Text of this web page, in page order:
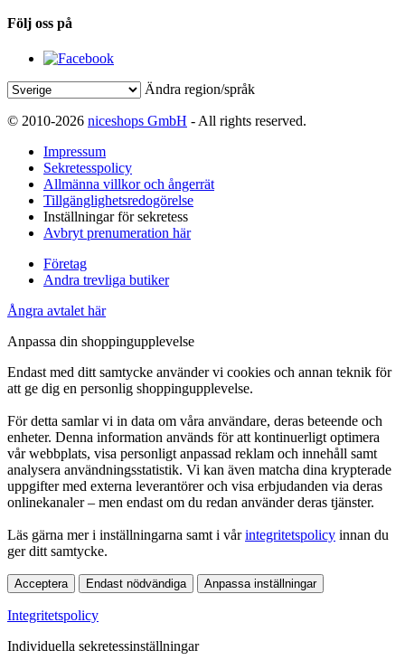
Följ oss på
Ändra region/språk
© 2010-2026 niceshops GmbH - All rights reserved.
Impressum
Sekretesspolicy
Allmänna villkor och ångerrät
Tillgänglighetsredogörelse
Inställningar för sekretess
Avbryt prenumeration här
Företag
Andra trevliga butiker
Ångra avtalet här
Anpassa din shoppingupplevelse
Endast med ditt samtycke använder vi cookies och annan teknik för
att ge dig en personlig shoppingupplevelse.
För detta samlar vi in data om våra användare, deras beteende och
enheter. Denna information används för att kontinuerligt optimera
vår webbplats, visa personligt anpassad reklam och innehåll samt
analysera användningsstatistik. Vi kan även matcha dina krypterade
uppgifter med externa leverantörer och visa erbjudanden via deras
onlinekanaler – men endast om du redan använder deras tjänster.
Läs gärna mer i inställningarna samt i vårintegritetspolicy innan du
ger ditt samtycke.
Acceptera Endast nödvändiga Anpassa inställningar
Integritetspolicy
Individuella sekretessinställningar